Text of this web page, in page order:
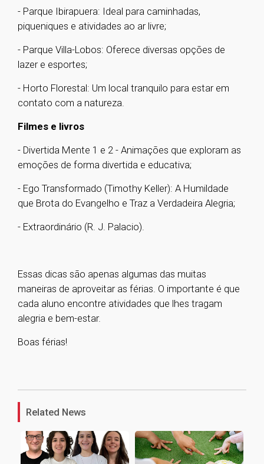
- Parque Ibirapuera: Ideal para caminhadas,
piqueniques e atividades ao ar livre;
- Parque Villa-Lobos: Oferece diversas opções de
lazer e esportes;
- Horto Florestal: Um local tranquilo para estar em
contato com a natureza.
Filmes e livros
- Divertida Mente 1 e 2 - Animações que exploram as
emoções de forma divertida e educativa;
- Ego Transformado (Timothy Keller): A Humildade
que Brota do Evangelho e Traz a Verdadeira Alegria;
- Extraordinário (R. J. Palacio).
Essas dicas são apenas algumas das muitas
maneiras de aproveitar as férias. O importante é que
cada aluno encontre atividades que lhes tragam
alegria e bem-estar.
Boas férias!
Related News